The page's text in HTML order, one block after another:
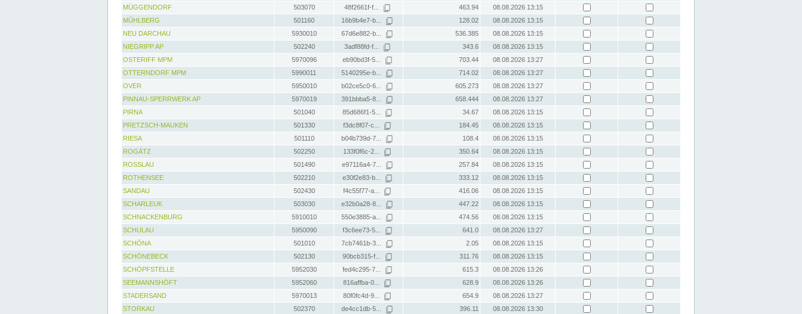
MÜGGENDORF
503070 48f2661f-f... 463.94
08.08.2026 13:15
MÜHLBERG
501160 16b9b4e7-b... 128.02
08.08.2026 13:15
NEU DARCHAU
5930010 67d6e882-b... 536.385
08.08.2026 13:15
NIEGRIPP AP
502240 3adf88fd-f... 343.6
08.08.2026 13:15
OSTERIFF MPM
5970096 eb90bd3f-5... 703.44
08.08.2026 13:27
OTTERNDORF MPM
5990011 5140295e-b... 714.02
08.08.2026 13:27
OVER
5950010 b02ce5c0-6... 605.273
08.08.2026 13:27
PINNAU-SPERRWERK AP
5970019 391bbba5-8... 658.444
08.08.2026 13:27
PIRNA
501040 85d686f1-5... 34.67
08.08.2026 13:15
PRETZSCH-MAUKEN
501330 f3dc8f07-c... 184.45
08.08.2026 13:15
RIESA
501110 b04b739d-7... 108.4
08.08.2026 13:15
ROGÄTZ
502250 133f0f6c-2... 350.64
08.08.2026 13:15
ROSSLAU
501490 e97116a4-7... 257.84
08.08.2026 13:15
ROTHENSEE
502210 e30f2e83-b... 333.12
08.08.2026 13:15
SANDAU
502430 f4c55f77-a... 416.06
08.08.2026 13:15
SCHARLEUK
503030 e32b0a28-8... 447.22
08.08.2026 13:15
SCHNACKENBURG
5910010 550e3885-a... 474.56
08.08.2026 13:15
SCHULAU
5950090 f3c6ee73-5... 641.0
08.08.2026 13:27
SCHÖNA
501010 7cb7461b-3... 2.05
08.08.2026 13:15
SCHÖNEBECK
502130 90bcb315-f... 311.76
08.08.2026 13:15
SCHÖPFSTELLE
5952030 fed4c295-7... 615.3
08.08.2026 13:26
SEEMANNSHÖFT
5952060 816affba-0... 628.9
08.08.2026 13:26
STADERSAND
5970013 80f0fc4d-9... 654.9
08.08.2026 13:27
STORKAU
502370 de4cc1db-5... 396.11 08.08.2026 13:30